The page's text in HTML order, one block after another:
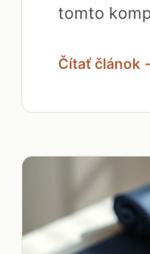
tomto
Čítať článok